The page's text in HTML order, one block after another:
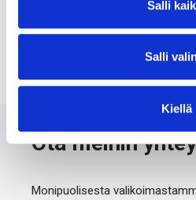
Salli
Salli
Kiellä
Ota meihin
Monipuolisesta